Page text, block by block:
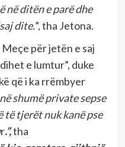
në ditën e parë dhe
dite.”, tha Jetona.
për jetën e saj
e lumtur”, duke
që i ka rrëmbyer
shumë private sepse
të tjerët nuk kanë pse
r.”,tha